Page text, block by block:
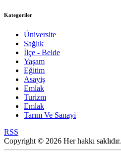
Kategoriler
Üniversite
Sağlık
İlçe - Belde
Yaşam
Eğitim
Asayiş
Emlak
Turizm
Emlak
Tarım Ve Sanayi
RSS
Copyright © 2026 Her hakkı saklıdır.